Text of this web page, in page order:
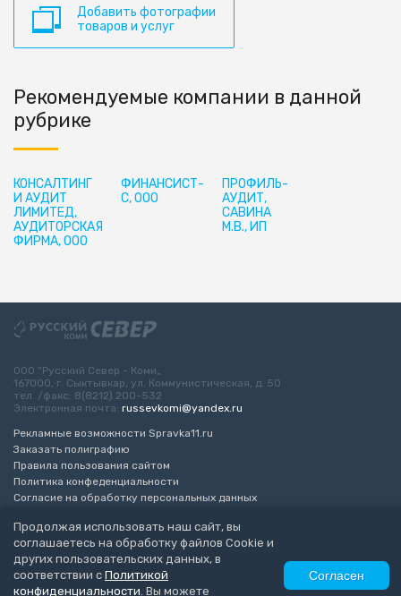
Добавить фотографии
товаров и услуг
Рекомендуемые компании в данной
рубрике
КОНСАЛТИНГ
И АУДИТ
ЛИМИТЕД,
АУДИТОРСКАЯ
ФИРМА, ООО
ФИНАНСИСТ-
С, ООО
ПРОФИЛЬ-
АУДИТ,
САВИНА
М.В., ИП
Продолжая использовать наш сайт, вы
соглашаетесь на обработку файлов Cookie и
других пользовательских данных, в
соответствии с Политикой
конфиденциальности. Вы можете
Согласен
ООО “Русский Север - Коми„
167000, г. Сыктывкар, ул. Коммунистическая, д. 50
тел. /факс: 8(8212) 200-532
Электронная почта: russevkomi@yandex.ru
Рекламные возможности Spravka11.ru
Заказать полиграфию
Правила пользования сайтом
Политика конфеденциальности
Согласие на обработку персональных данных
Разработка сайта“ЭкспертБизнесГрупп”
© 2010-2026 Русский Север - Коми